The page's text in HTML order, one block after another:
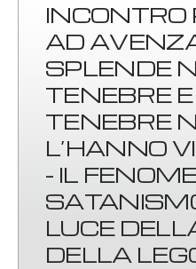
INCONTRO
AD
SPLENDE
TENEBRE
TENEBRE
L’HANNO
- IL
LUCE
DELLA